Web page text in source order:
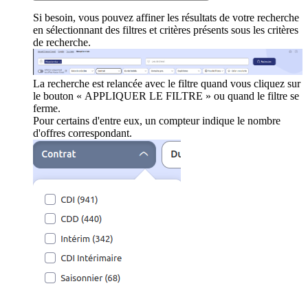
Si besoin, vous pouvez affiner les résultats de votre recherche
en sélectionnant des filtres et critères présents sous les critères
de recherche.
La recherche est relancée avec le filtre quand vous cliquez sur
le bouton « APPLIQUER LE FILTRE » ou quand le filtre se
ferme.
Pour certains d'entre eux, un compteur indique le nombre
d'offres correspondant.